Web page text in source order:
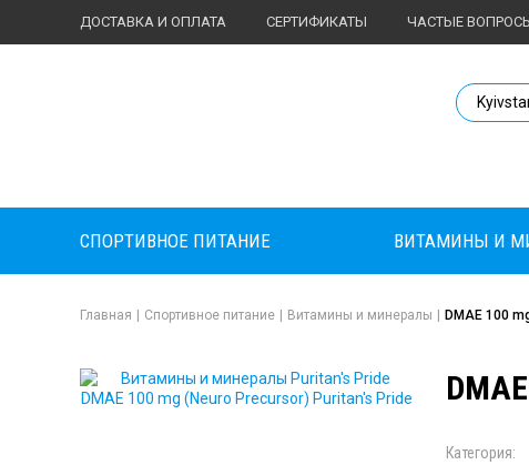
ДОСТАВКА И ОПЛАТА СЕРТИФИКАТЫ ЧАСТЫЕ
Body Market №1
СПОРТИВНОЕ ПИТАНИЕ ВИТАМИНЫ И
Главная Спортивное питание Витамины и минералы DMAE 100
Категория: